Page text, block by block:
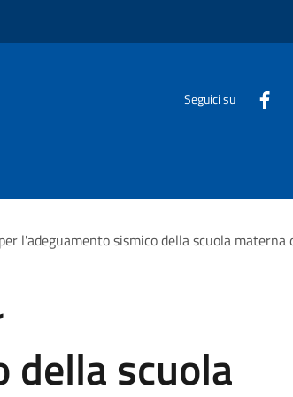
Seguici su
l'adeguamento sismico della scuola materna
della scuola